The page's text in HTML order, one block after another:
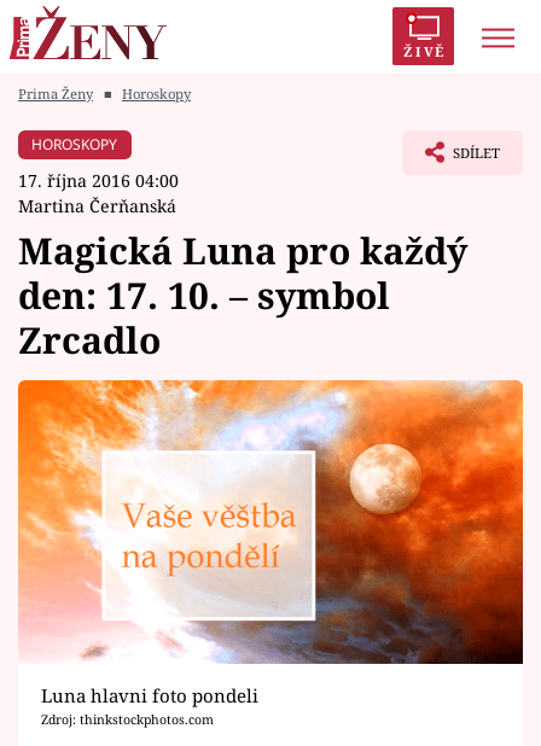
ŽIVĚ
Módní alarm
Témata
Celebrity
Vztahy
Seriály
Horoskopy
Sledujte prima+
Filmový festival Karlovy Vary
Pořady
Prima Ženy ■ Horoskopy
HOROSKOPY
17. října 2016 04:00
Martina Čerňanská
SDÍLET
Magická Luna pro každý
den: 17. 10. – symbol
Zrcadlo
Luna hlavni foto pondeli
Zdroj: thinkstockphotos.com